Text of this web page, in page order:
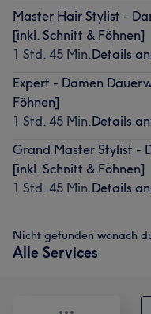
Master Hair Stylist -
[inkl. Schnitt & Föhnen]
1 Std. 45 Min.Details
Expert - Damen
Föhnen]
1 Std. 45 Min.Details
Grand Master Stylist -
[inkl. Schnitt & Föhnen]
1 Std. 45 Min.Details
Nicht gefunden wonach
Alle Services